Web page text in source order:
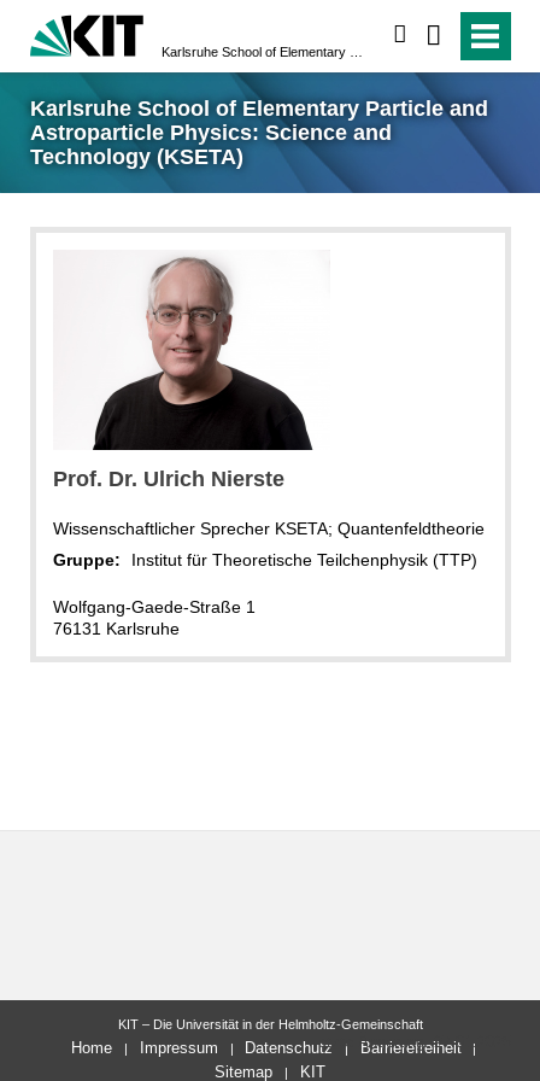
Karlsruhe School of Elementary Particle and
Astroparticle Physics: Science and
Technology (KSETA)
Prof. Dr. Ulrich Nierste
Wissenschaftlicher Sprecher KSETA; Quantenfeldtheorie
Gruppe:
Institut für Theoretische Teilchenphysik (TTP)
Wolfgang-Gaede-Straße 1
76131 Karlsruhe
letzte Änderung: 27.01.2025
KIT – Die Universität in der Helmholtz-Gemeinschaft
Home Impressum Datenschutz
Barrierefreiheit
Sitemap
KIT